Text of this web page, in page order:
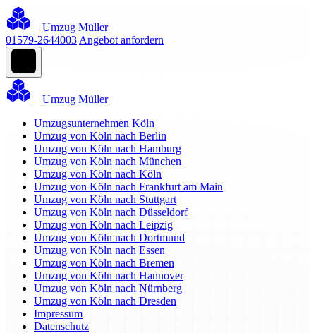
Umzug Müller
01579-2644003 Angebot anfordern
Umzug Müller
Umzugsunternehmen Köln
Umzug von Köln nach Berlin
Umzug von Köln nach Hamburg
Umzug von Köln nach München
Umzug von Köln nach Köln
Umzug von Köln nach Frankfurt am Main
Umzug von Köln nach Stuttgart
Umzug von Köln nach Düsseldorf
Umzug von Köln nach Leipzig
Umzug von Köln nach Dortmund
Umzug von Köln nach Essen
Umzug von Köln nach Bremen
Umzug von Köln nach Hannover
Umzug von Köln nach Nürnberg
Umzug von Köln nach Dresden
Impressum
Datenschutz